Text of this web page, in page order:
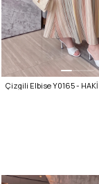
Çizgili Elbise Y0165 - HAKİ